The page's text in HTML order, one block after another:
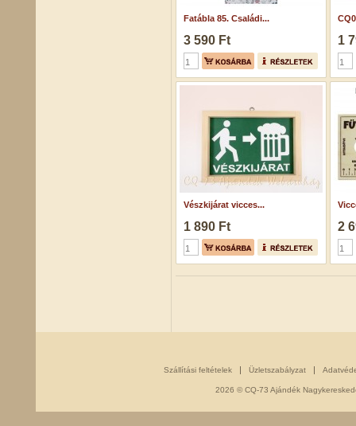
Fatábla 85. Családi...
3 590 Ft 1
Vészkijárat vicces...
1 890 Ft 2
Szállítási feltételek Üzletszabályzat
2026 © CQ-73 Ajándék